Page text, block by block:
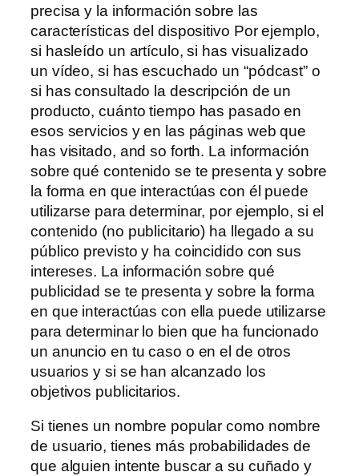
precisa y la información sobre las
características del dispositivo Por ejemplo,
si hasleído un artículo, si has visualizado
un vídeo, si has escuchado un “pódcast” o
si has consultado la descripción de un
producto, cuánto tiempo has pasado en
esos servicios y en las páginas web que
has visitado, and so forth. La información
sobre qué contenido se te presenta y sobre
la forma en que interactúas con él puede
utilizarse para determinar, por ejemplo, si el
contenido (no publicitario) ha llegado a su
público previsto y ha coincidido con sus
intereses. La información sobre qué
publicidad se te presenta y sobre la forma
en que interactúas con ella puede utilizarse
para determinar lo bien que ha funcionado
un anuncio en tu caso o en el de otros
usuarios y si se han alcanzado los
objetivos publicitarios.
Si tienes un nombre popular como nombre
de usuario, tienes más probabilidades de
que alguien intente buscar a su cuñado y